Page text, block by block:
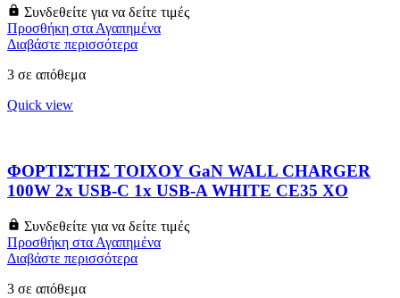
Συνδεθείτε για να δείτε τιμές
Προσθήκη στα Αγαπημένα
Διαβάστε περισσότερα
3 σε απόθεμα
Quick view
ΦΟΡΤΙΣΤΗΣ ΤΟΙΧΟΥ GaN WALL CHARGER
100W 2x USB-C 1x USB-A WHITE CE35 XO
Συνδεθείτε για να δείτε τιμές
Προσθήκη στα Αγαπημένα
Διαβάστε περισσότερα
3 σε απόθεμα